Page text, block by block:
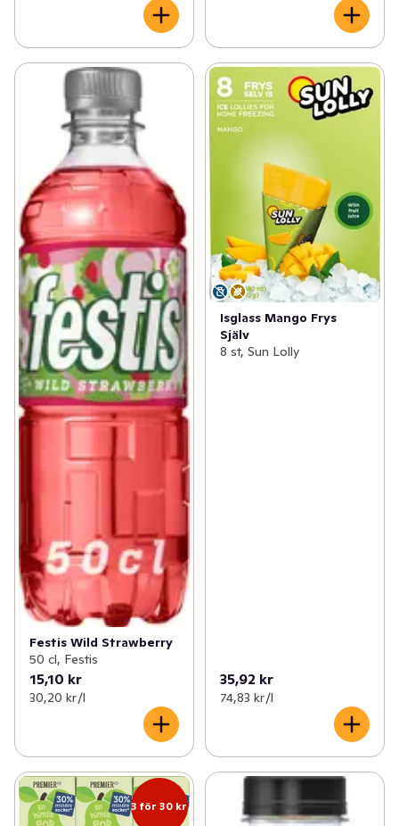
Festis Wild Strawberry
50 cl, Festis
15,10 kr
30,20 kr /l
Isglass Mango Frys
Själv
8 st, Sun Lolly
35,92 kr
74,83 kr /l
3 för 30 kr